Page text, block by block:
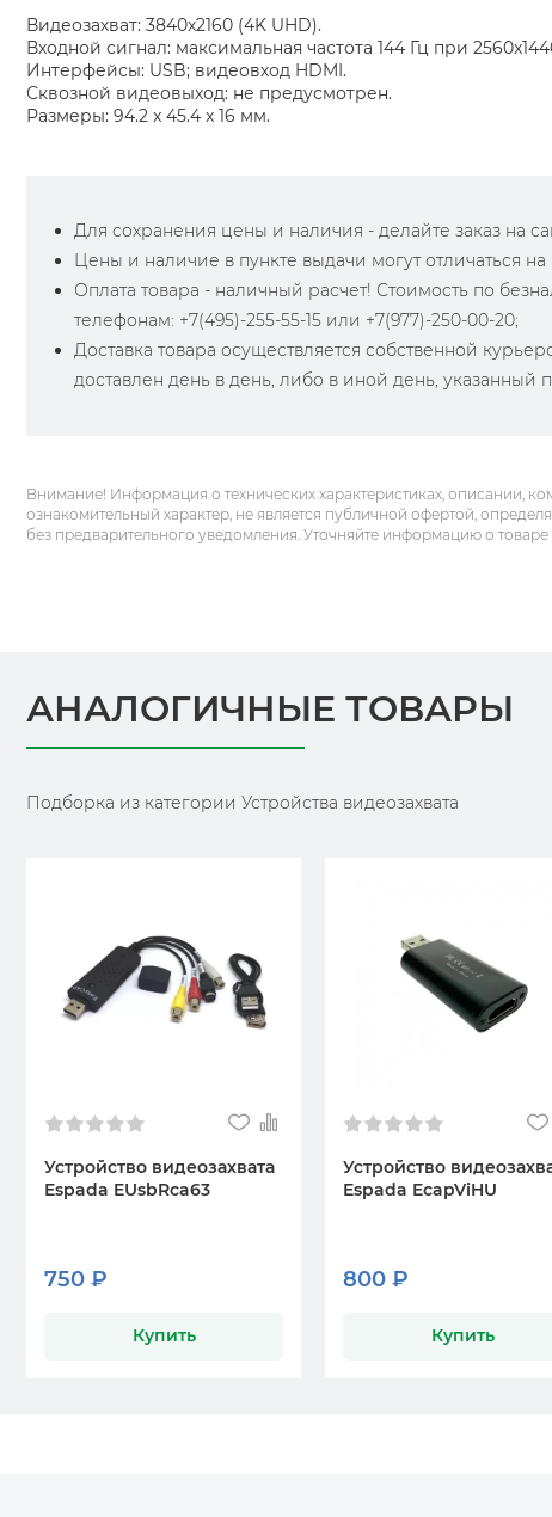
Видеозахват: 3840x2160 (4K UHD).
Входной сигнал: максимальная частота 144 Гц при
Интерфейсы: USB; видеовход HDMI.
Сквозной видеовыход: не предусмотрен.
Размеры: 94.2 x 45.4 x 16 мм.
Для сохранения цены и наличия - делайте заказ на
Цены и наличие в пункте выдачи могут отличаться
Оплата товара - наличный расчет! Стоимость по
телефонам: +7(495)-255-55-15 или +7(977)-250-00-20;
Доставка товара осуществляется собственной
доставлен день в день, либо в иной день, указанный
Внимание! Информация о технических характеристиках, описании,
ознакомительный характер, не является публичной офертой,
без предварительного уведомления. Уточняйте информацию о
АНАЛОГИЧНЫЕ ТОВАРЫ
Подборка из категории Устройства видеозахвата
Устройство видеозахвата
Espada EUsbRca63
750 ₽
Купить
Устройство
Espada EcapViHU
800 ₽
Купить